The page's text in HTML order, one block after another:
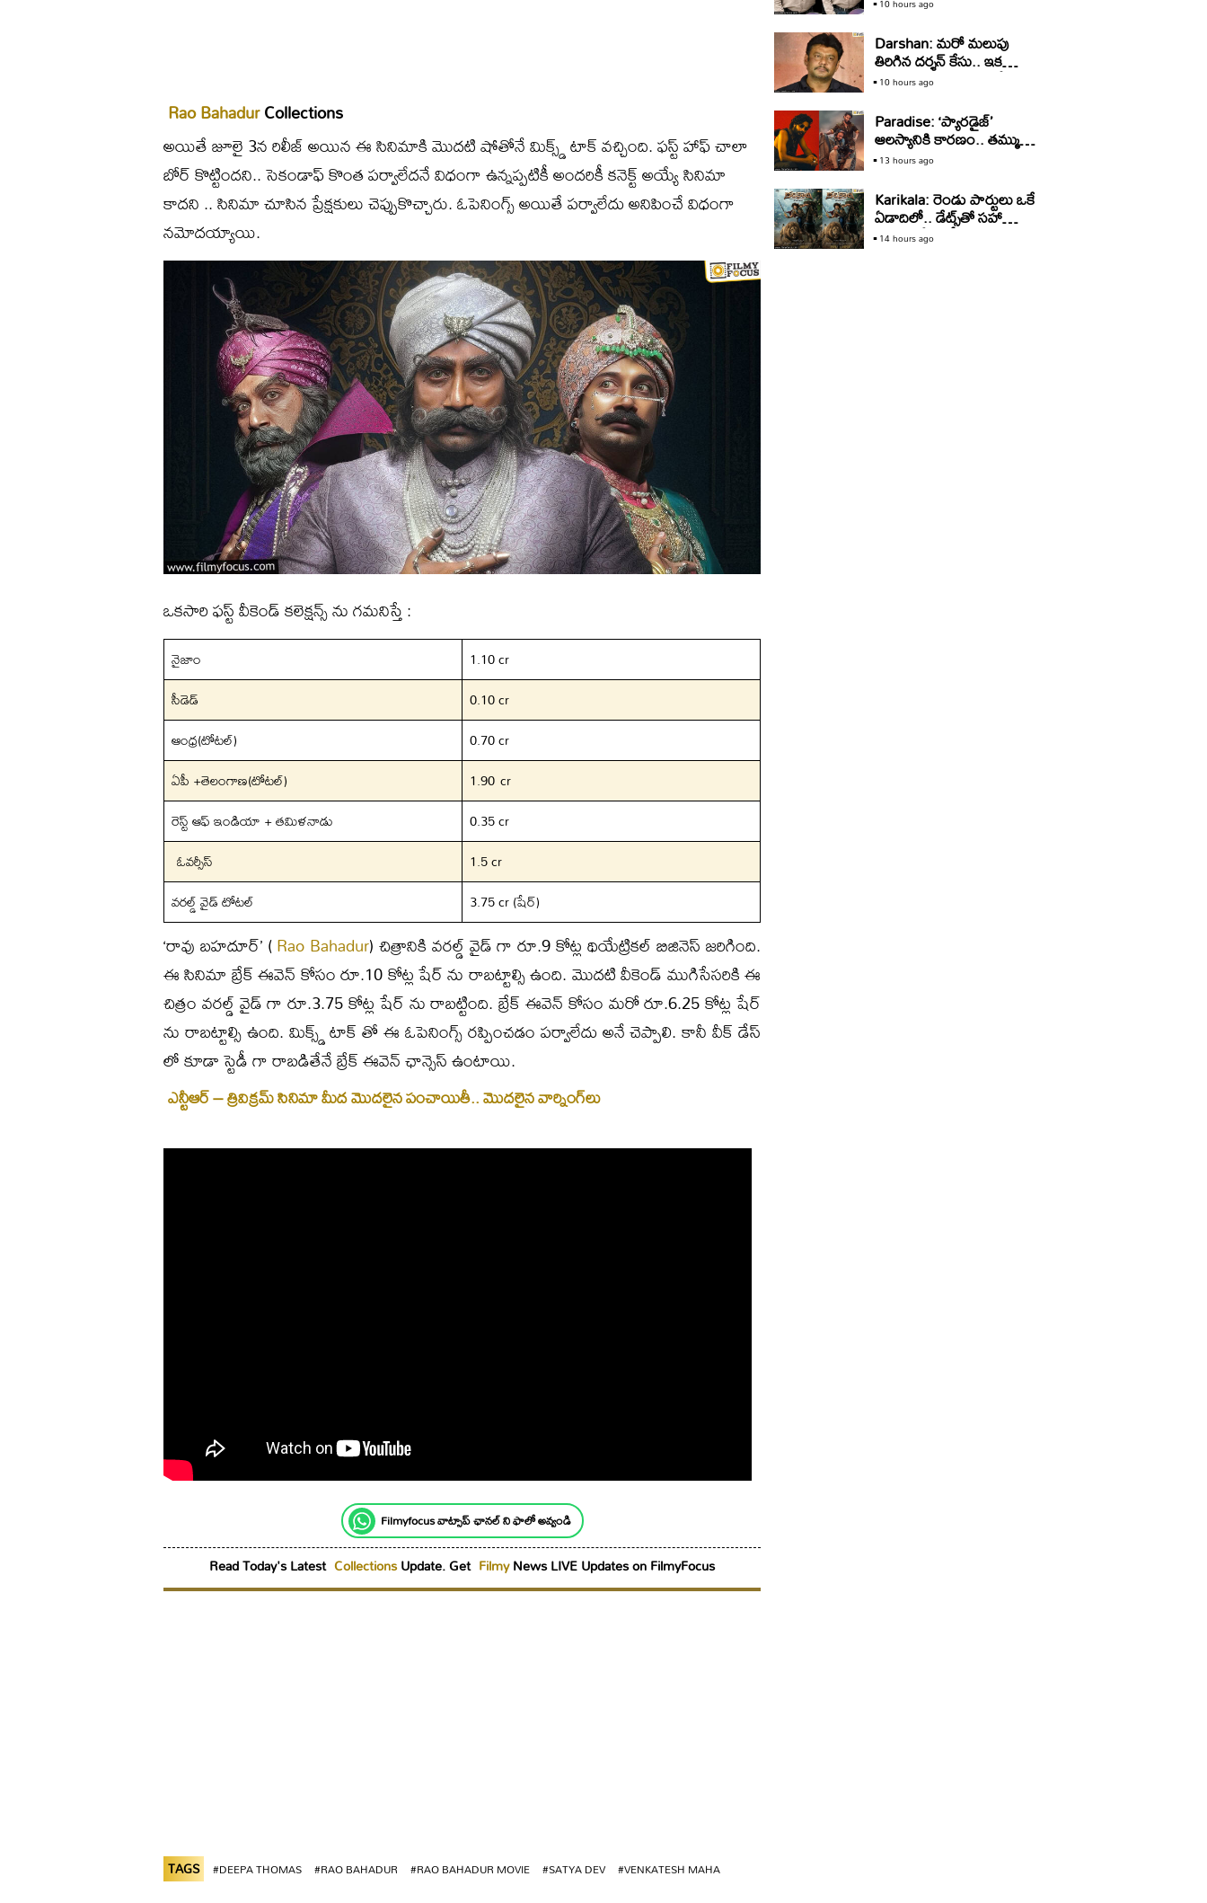
Rao BahadurCollections
అయితే జూలై 3న రిలీజ్ అయిన ఈ సినిమాకి మొదటి షోతోనే మిక్స్డ్ టాక్ వచ్చింది. ఫస్ట్ హాఫ్ చాలా
బోర్ కొట్టిందని.. సెకండాఫ్ కొంత పర్వాలేదనే విధంగా ఉన్నప్పటికీ అందరికీ కనెక్ట్ అయ్యే సినిమా
కాదని .. సినిమా చూసిన ప్రేక్షకులు చెప్పుకొచ్చారు. ఓపెనింగ్స్ అయితే పర్వాలేదు అనిపించే విధంగా
నమోదయ్యాయి.
ఒకసారి ఫస్ట్ వీకెండ్ కలెక్షన్స్ ను గమనిస్తే :
నైజాం
1.10 cr
సీడెడ్
0.10 cr
ఆంధ్ర(టోటల్)
0.70 cr
ఏపీ +తెలంగాణ(టోటల్)
1.90 cr
రెస్ట్ ఆఫ్ ఇండియా + తమిళనాడు
0.35 cr
ఓవర్సీస్
1.5 cr
వరల్డ్ వైడ్ టోటల్
3.75 cr (షేర్)
‘రావు బహదూర్’ (Rao Bahadur) చిత్రానికి వరల్డ్ వైడ్ గా రూ.9 కోట్ల థియేట్రికల్ బిజినెస్ జరిగింది.
ఈ సినిమా బ్రేక్ ఈవెన్ కోసం రూ.10 కోట్ల షేర్ ను రాబట్టాల్సి ఉంది. మొదటి వీకెండ్ ముగిసేసరికి ఈ
చిత్రం వరల్డ్ వైడ్ గా రూ.3.75 కోట్ల షేర్ ను రాబట్టింది. బ్రేక్ ఈవెన్ కోసం మరో రూ.6.25 కోట్ల షేర్
ను రాబట్టాల్సి ఉంది. మిక్స్డ్ టాక్ తో ఈ ఓపెనింగ్స్ రప్పించడం పర్వాలేదు అనే చెప్పాలి. కానీ వీక్ డేస్
లో కూడా స్టెడీ గా రాబడితేనే బ్రేక్ ఈవెన్ ఛాన్సెస్ ఉంటాయి.
ఎన్టీఆర్‌ – త్రివిక్రమ్‌ సినిమా మీద మొదలైన పంచాయితీ.. మొదలైన వార్నింగ్‌లు
Filmyfocus వాట్సాప్ ఛానల్ ని ఫాలో అవ్వండి
Read Today's Latest CollectionsUpdate. Get FilmyNews LIVE Updates on FilmyFocus
TAGS #DEEPA THOMAS #RAO BAHADUR #RAO BAHADUR MOVIE #SATYA DEV #VENKATESH MAHA
10 hours ago
Darshan: మరో మలుపు
తిరిగిన దర్శన్‌ కేసు.. ఇక
బయటకు రావడం కష్టమేనా?
10 hours ago
Paradise: ‘ప్యారడైజ్‌’
ఆలస్యానికి కారణం.. తమ్ముడి
కోసం అన్న రావడమా?
13 hours ago
Karikala: రెండు పార్టులు ఒకే
ఏడాదిలో.. డేట్స్‌తో సహా
అనౌన్స్‌ చేసిన హీరో
14 hours ago